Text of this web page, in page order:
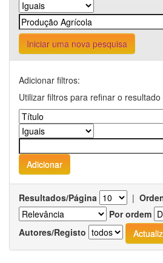
Iniciar uma nova pesquisa
Adicionar filtros:
Utilizar filtros para refinar o
Resultados/Página |
Por ordem
Autores/Registo